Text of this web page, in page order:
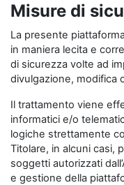
Misure di
La presente
in maniera lecita e
di sicurezza volte ad
divulgazione, modifica
Il trattamento viene
informatici e/o
logiche strettamente
Titolare, in alcuni casi,
soggetti autorizzati
e gestione della